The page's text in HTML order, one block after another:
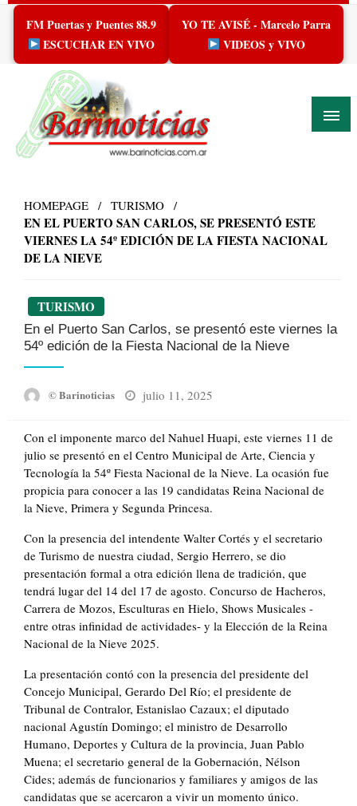
Skip
content
FM Puertas y Puentes 88.9
ESCUCHAR EN VIVO
YO TE AVISÉ - Marcelo Parra
VIDEOS y VIVO
HOMEPAGE TURISMO
EN EL PUERTO SAN CARLOS, SE PRESENTÓ ESTE
VIERNES LA 54º EDICIÓN DE LA FIESTA NACIONAL
DE LA NIEVE
TURISMO
En el Puerto San Carlos, se presentó este viernes la
54º edición de la Fiesta Nacional de la Nieve
© Barinoticias
Posted
julio 11, 2025
Con el imponente marco del Nahuel Huapi, este viernes 11 de
julio se presentó en el Centro Municipal de Arte, Ciencia y
Tecnología la 54º Fiesta Nacional de la Nieve. La ocasión fue
propicia para conocer a las 19 candidatas Reina Nacional de
la Nieve, Primera y Segunda Princesa.
Con la presencia del intendente Walter Cortés y el secretario
de Turismo de nuestra ciudad, Sergio Herrero, se dio
presentación formal a otra edición llena de tradición, que
tendrá lugar del 14 del 17 de agosto. Concurso de Hacheros,
Carrera de Mozos, Esculturas en Hielo, Shows Musicales -
entre otras infinidad de actividades- y la Elección de la Reina
Nacional de la Nieve 2025.
La presentación contó con la presencia del presidente del
Concejo Municipal, Gerardo Del Río; el presidente de
Tribunal de Contralor, Estanislao Cazaux; el diputado
nacional Agustín Domingo; el ministro de Desarrollo
Humano, Deportes y Cultura de la provincia, Juan Pablo
Muena; el secretario general de la Gobernación, Nélson
Cides; además de funcionarios y familiares y amigos de las
candidatas que se acercaron a vivir un momento único.